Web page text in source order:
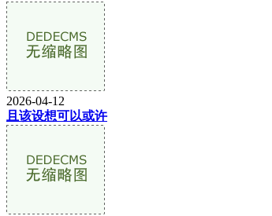
2026-04-12
且该设想可以或许